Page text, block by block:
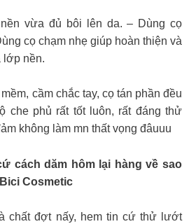
vừa đủ bôi lên da. – Dùng cọ
cọ chạm nhẹ giúp hoàn thiện và
lớp nền.
cầm chắc tay, cọ tán phần đều
che phủ rất tốt luôn, rất đáng thử
không làm mn thất vọng đâuuu
cách dăm hôm lại hàng về sao
Cosmetic
chất đợt nấy, hem tin cứ thử lướt